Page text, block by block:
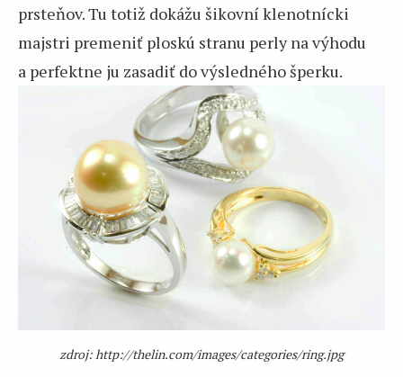
prsteňov. Tu totiž dokážu šikovní klenotnícki
majstri premeniť ploskú stranu perly na výhodu
a perfektne ju zasadiť do výsledného šperku.
zdroj: http://thelin.com/images/categories/ring.jpg